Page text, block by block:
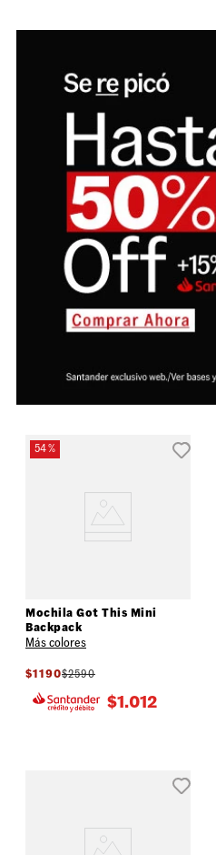
54 %
Mochila Got This Mini
Backpack
Más colores
$1190$2590
$1.012